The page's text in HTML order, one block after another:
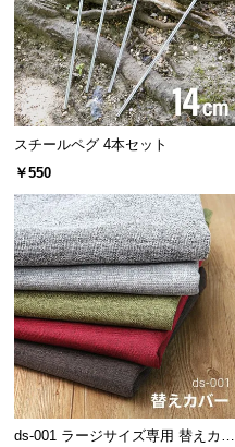
スチールペグ 4本セット
￥550
ds-001 ラージサイズ専用 替えカバ